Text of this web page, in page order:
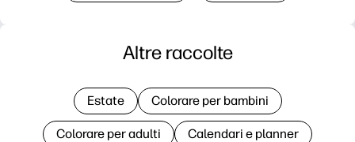
Altre raccolte
Estate Colorare per bambini
Colorare per adulti Calendari e planner